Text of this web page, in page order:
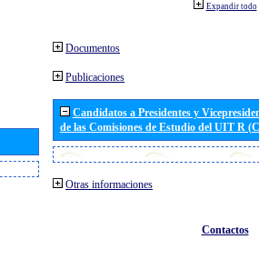
Expandir todo
Documentos
Publicaciones
Candidatos a Presidentes y
de las Comisiones de Estudio del UIT R
Otras informaciones
Contactos